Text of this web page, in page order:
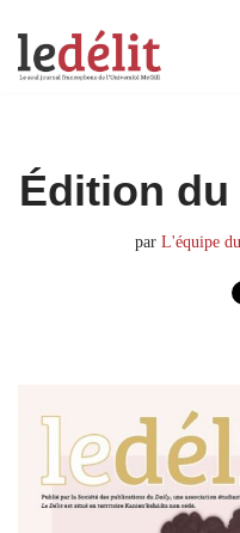
Aller
Édition du
par L'équipe